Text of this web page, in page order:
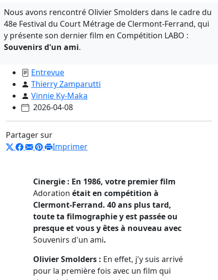
Nous avons rencontré Olivier Smolders dans le cadre du
48e Festival du Court Métrage de Clermont-Ferrand, qui
y présente son dernier film en Compétition LABO :
Souvenirs d'un ami.
Entrevue
Thierry Zamparutti
Vinnie Ky-Maka
2026-04-08
Partager sur
Imprimer
Cinergie : En 1986, votre premier film
Adoration était en compétition à
Clermont-Ferrand. 40 ans plus tard,
toute ta filmographie y est passée ou
presque et vous y êtes à nouveau avec
Souvenirs d'un ami.
Olivier Smolders : En effet, j'y suis arrivé
pour la première fois avec un film qui